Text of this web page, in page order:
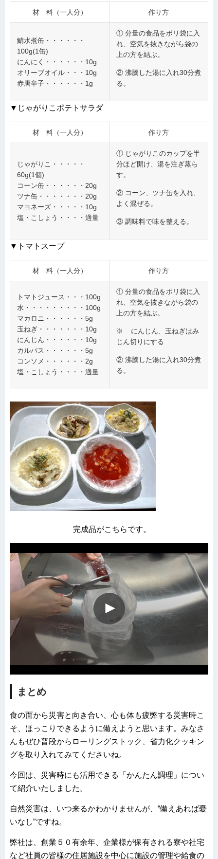
材 料（一人分） 作り方
鯖水煮缶・・・・・・
100g(1缶)
にんにく・・・・・・10g
オリーブオイル・・・10g
赤唐辛子・・・・・・1g
① 分量の食品をポリ袋に入
れ、空気を抜きながら袋の
上の方を結ぶ。
② 沸騰した湯に入れ30分煮
る。
▼じゃがりこポテトサラダ
材 料（一人分） 作り方
じゃがりこ・・・・・
60g(1個)
コーン缶・・・・・・20g
ツナ缶・・・・・・・20g
マヨネーズ・・・・・10g
塩・こしょう・・・・適量
① じゃがりこのカップを半
分ほど開け、湯を注ぎ蒸ら
す。
② コーン、ツナ缶を入れ、
よく混ぜる。
③ 調味料で味を整える。
▼トマトスープ
材 料（一人分） 作り方
トマトジュース・・・100g
水・・・・・・・・・100g
マカロニ・・・・・・5g
玉ねぎ・・・・・・・10g
にんじん・・・・・・10g
カルパス・・・・・・5g
コンソメ・・・・・・2g
塩・こしょう・・・・適量
① 分量の食品をポリ袋に入
れ、空気を抜きながら袋の
上の方を結ぶ。
※ にんじん、玉ねぎはみ
じん切りにする
② 沸騰した湯に入れ30分煮
る。
完成品がこちらです。
まとめ
食の面から災害と向き合い、心も体も疲弊する災害時こ
そ、ほっこりできるように備えようと思います。みなさ
んもぜひ普段からローリングストック、省力化クッキン
グを取り入れてみてくださいね。
今回は、災害時にも活用できる「かんたん調理」につい
て紹介いたしました。
自然災害は、いつ来るかわかりませんが、“備えあれば憂
いなし”ですね。
弊社は、創業５０有余年、企業様が保有される寮や社宅
など社員の皆様の住居施設を中心に施設の管理や給食の